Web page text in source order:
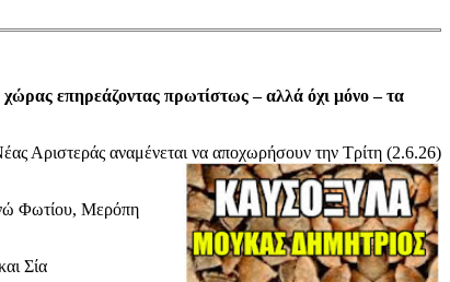
επηρεάζοντας πρωτίστως – αλλά όχι μόνο – τα
Αριστεράς αναμένεται να αποχωρήσουν την Τρίτη (2.6.26)
Φωτίου, Μερόπη
Σία